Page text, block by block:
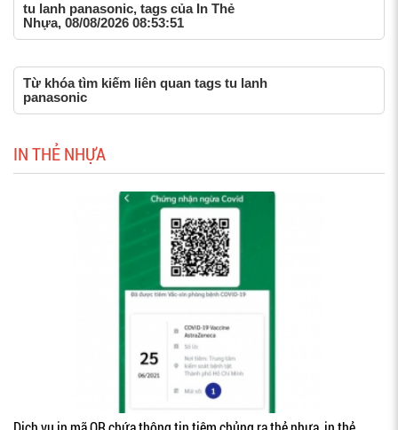
tu lanh panasonic, tags của In Thẻ
Nhựa, 08/08/2026 08:53:51
Từ khóa tìm kiếm liên quan tags tu lanh
panasonic
IN THẺ NHỰA